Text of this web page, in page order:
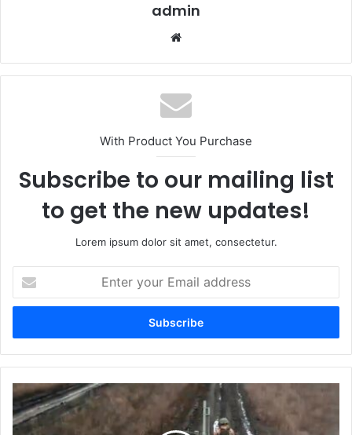
admin
With Product You Purchase
Subscribe to our mailing list
to get the new updates!
Lorem ipsum dolor sit amet, consectetur.
your
Email